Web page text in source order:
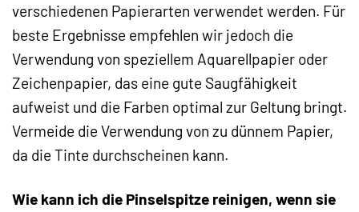
verschiedenen Papierarten verwendet werden. Für
beste Ergebnisse empfehlen wir jedoch die
Verwendung von speziellem Aquarellpapier oder
Zeichenpapier, das eine gute Saugfähigkeit
aufweist und die Farben optimal zur Geltung bringt.
Vermeide die Verwendung von zu dünnem Papier,
da die Tinte durchscheinen kann.
Wie kann ich die Pinselspitze reinigen, wenn sie